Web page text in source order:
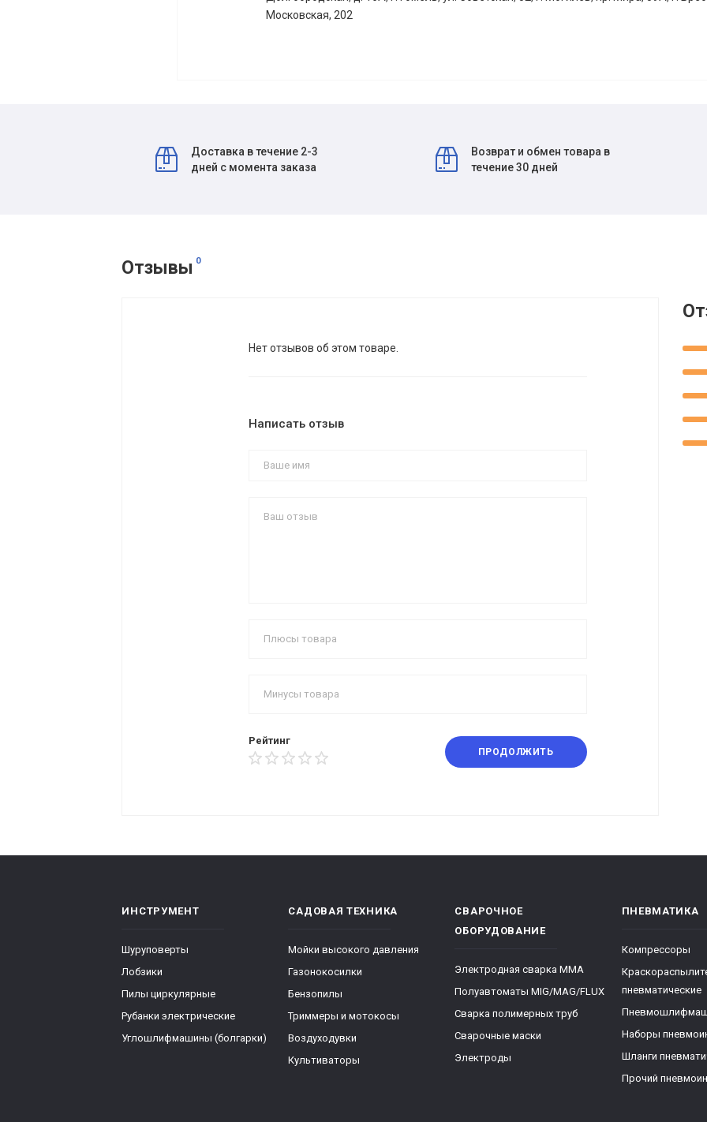
Московская, 202
Доставка в течение 2-3
дней с момента заказа
Возврат и обмен товара в
течение 30 дней
Отзывы 0
Нет отзывов об этом товаре.
Написать отзыв
Рейтинг
ПРОДОЛЖИТЬ
ИНСТРУМЕНТ
Шуруповерты
Лобзики
Пилы циркулярные
Рубанки электрические
Углошлифмашины (болгарки)
САДОВАЯ ТЕХНИКА
Мойки высокого давления
Газонокосилки
Бензопилы
Триммеры и мотокосы
Воздуходувки
Культиваторы
СВАРОЧНОЕ
ОБОРУДОВАНИЕ
Электродная сварка ММА
Полуавтоматы MIG/MAG/FLUX
Сварка полимерных труб
Сварочные маски
Электроды
ПНЕВМАТИКА
Компрессоры
пневматические
Наборы
Шланги
Прочий